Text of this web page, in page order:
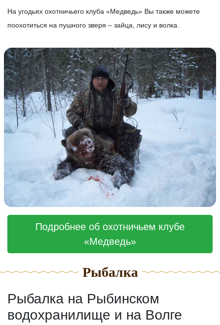
На угодьях охотничьего клуба «Медведь» Вы также можете
поохотиться на пушного зверя – зайца, лису и волка.
Подробнее об охотничьем клубе
«Медведь»
Рыбалка
Рыбалка на Рыбинском
водохранилище и на Волге